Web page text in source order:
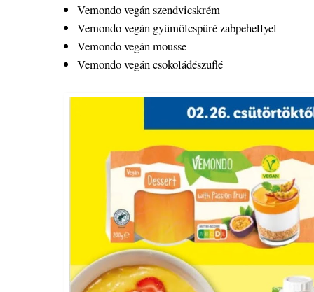
Vemondo vegán szendvicskrém
Vemondo vegán gyümölcspüré zabpehellyel
Vemondo vegán mousse
Vemondo vegán csokoládészuflé